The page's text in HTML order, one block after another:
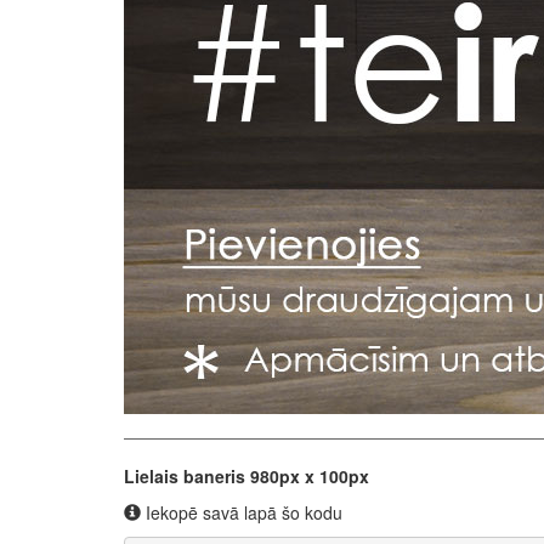
Lielais baneris 980px x 100px
Iekopē savā lapā šo kodu